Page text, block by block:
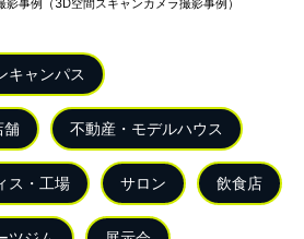
事例（3D空間スキャンカメラ撮影事例）
キャンパス
舗 不動産・モデルハウス
ス・工場 サロン 飲食店